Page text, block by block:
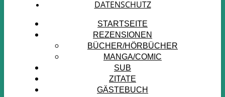
DATENSCHUTZ
STARTSEITE
REZENSIONEN
BÜCHER/HÖRBÜCHER
MANGA/COMIC
SUB
ZITATE
GÄSTEBUCH